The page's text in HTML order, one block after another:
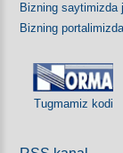
Bizning saytimizda
Bizning
Tugmamiz kodi